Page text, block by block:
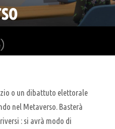
o un dibattuto elettorale
nel Metaverso. Basterà
: si avrà modo di